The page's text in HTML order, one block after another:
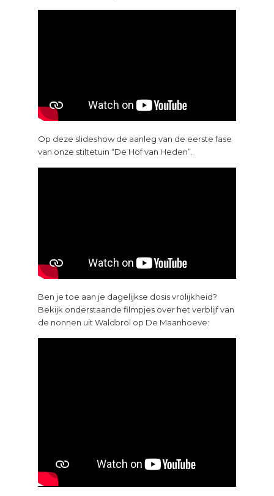
Op deze slideshow de aanleg van de eerste fase
van onze stiltetuin “De Hof van Heden”.
Ben je toe aan je dagelijkse dosis vrolijkheid?
Bekijk onderstaande filmpjes over het verblijf van
de nonnen uit Waldbröl op De Maanhoeve: